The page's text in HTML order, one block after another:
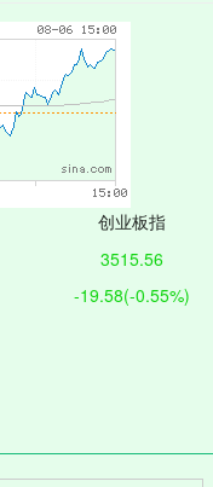
创业板指
3515.56
-19.58(-0.55%)